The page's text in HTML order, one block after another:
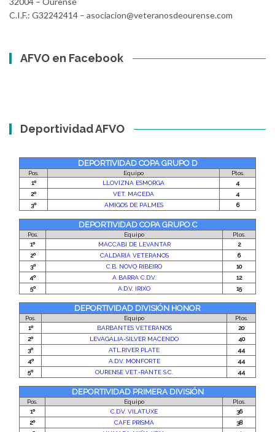
C.I.F.: G32242414 – asociacion@veteranosdeourense.com
AFVO en Facebook
Deportividad AFVO